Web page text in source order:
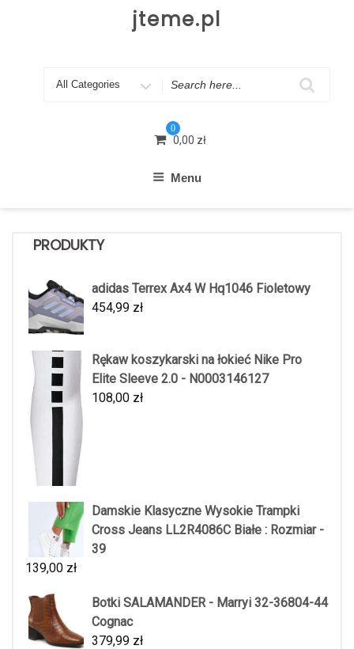
jteme.pl
Search
0
0,00 zł
Menu
PRODUKTY
adidas Terrex Ax4 W Hq1046 Fioletowy
454,99 zł
Rękaw koszykarski na łokieć Nike Pro
Elite Sleeve 2.0 - N0003146127
108,00 zł
Damskie Klasyczne Wysokie Trampki
Cross Jeans LL2R4086C Białe : Rozmiar -
39
139,00 zł
Botki SALAMANDER - Marryi 32-36804-44
Cognac
379,99 zł